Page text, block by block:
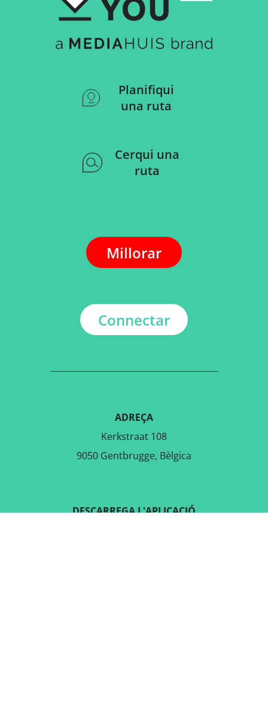
Planifiqui
una ruta
Cerqui una
ruta
Millorar
Connectar
ADREÇA
Kerkstraat 108
9050 Gentbrugge, Bèlgica
DESCARREGA L'APLICACIÓ